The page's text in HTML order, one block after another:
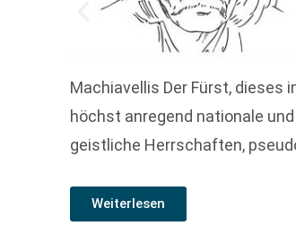
Machiavellis Der Fürst, dieses
höchst anregend nationale
geistliche Herrschaften,
Weiterlesen